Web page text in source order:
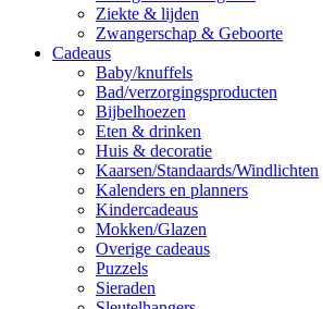
Ziekte & lijden
Zwangerschap & Geboorte
Cadeaus
Baby/knuffels
Bad/verzorgingsproducten
Bijbelhoezen
Eten & drinken
Huis & decoratie
Kaarsen/Standaards/Windlichten
Kalenders en planners
Kindercadeaus
Mokken/Glazen
Overige cadeaus
Puzzels
Sieraden